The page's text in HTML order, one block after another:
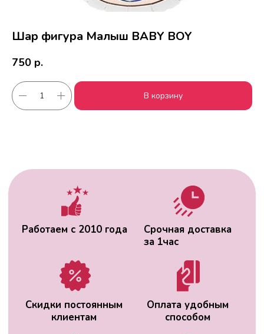
Шар фигура Малыш BABY BOY
750 р.
В корзину
Работаем с 2010 года
Срочная доставка
Гарантия качества
ВАС МОЖЕТ
ЗАИНТЕРЕСОВАТЬ